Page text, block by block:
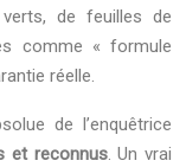
de feuilles de
comme « formule
réelle.
de l’enquêtrice
et reconnus. Un vrai